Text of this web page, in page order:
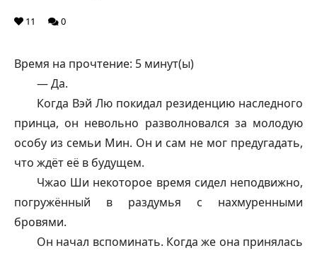
11 0
Время на прочтение: 5 минут(ы)
— Да.
Когда Вэй Лю покидал резиденцию наследного
принца, он невольно разволновался за молодую
особу из семьи Мин. Он и сам не мог предугадать,
что ждёт её в будущем.
Чжао Ши некоторое время сидел неподвижно,
погружённый в раздумья с нахмуренными
бровями.
Он начал вспоминать. Когда же она принялась